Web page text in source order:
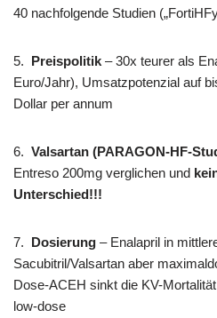
40 nachfolgende Studien
5. Preispolitik – 30x teurer als
Euro/Jahr), Umsatzpotenzial auf
Dollar per annum
6. Valsartan (PARAGON-HF-
Entreso 200mg verglichen und
Unterschied!!!
7. Dosierung – Enalapril in
Sacubitril/Valsartan aber
Dose-ACEH sinkt die KV-
low-dose